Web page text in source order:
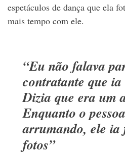
espetáculos de dança que ela
mais tempo com ele.
“Eu não falava
contratante que
Dizia que era um
Enquanto o
arrumando, ele ia
fotos”